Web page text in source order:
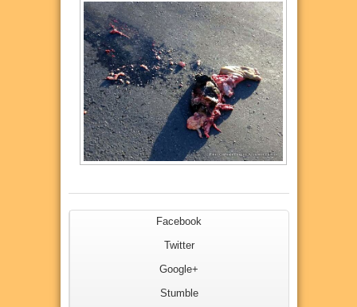
Facebook
Twitter
Google+
Stumble